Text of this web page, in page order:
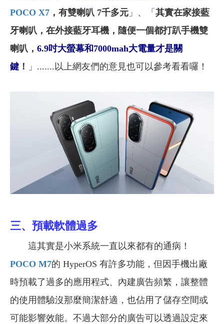
POCO X7 ，有雙喇叭 7千多元 」、「 其實在家接藍
牙喇叭，在外接藍牙耳機，隨便一個都打趴手機雙
喇叭， 6.9吋大螢幕和7000mah大電量才是關
鍵 ！ 」.......以上網友們的意見也可以參考看看囉！
三、 預載軟體過多
這其實是小米系統一直以來都有的通病！
POCO M7的 HyperOS 有許多功能，但因手機出廠
時預載了過多的應用程式、 內建廣告頻繁，讓整體
的使用體驗沒那麼簡潔舒適，也佔用了儲存空間或
可能影響效能。 不過大部分的廣告可以透過設定來